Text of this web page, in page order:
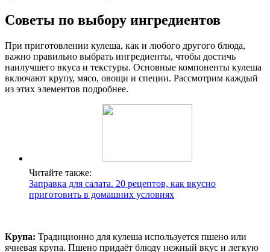
Советы по выбору ингредиентов
При приготовлении кулеша, как и любого другого блюда,
важно правильно выбрать ингредиенты, чтобы достичь
наилучшего вкуса и текстуры. Основные компоненты кулеша
включают крупу, мясо, овощи и специи. Рассмотрим каждый
из этих элементов подробнее.
Читайте также:
Заправка для салата. 20 рецептов, как вкусно
приготовить в домашних условиях
Крупа: Традиционно для кулеша используется пшено или
ячневая крупа. Пшено придаёт блюду нежный вкус и легкую